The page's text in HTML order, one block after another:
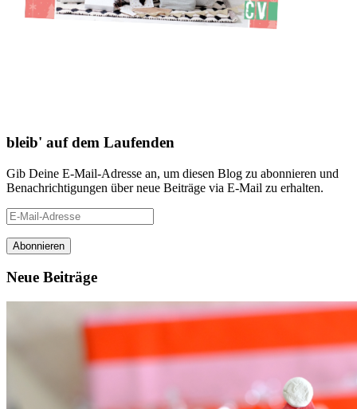
bleib' auf dem Laufenden
Gib Deine E-Mail-Adresse an, um diesen Blog zu abonnieren und
Benachrichtigungen über neue Beiträge via E-Mail zu erhalten.
E-
Mail-
Adresse
Neue Beiträge